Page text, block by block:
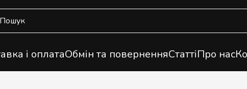
і оплатаОбмін та поверненняСтаттіПро нас